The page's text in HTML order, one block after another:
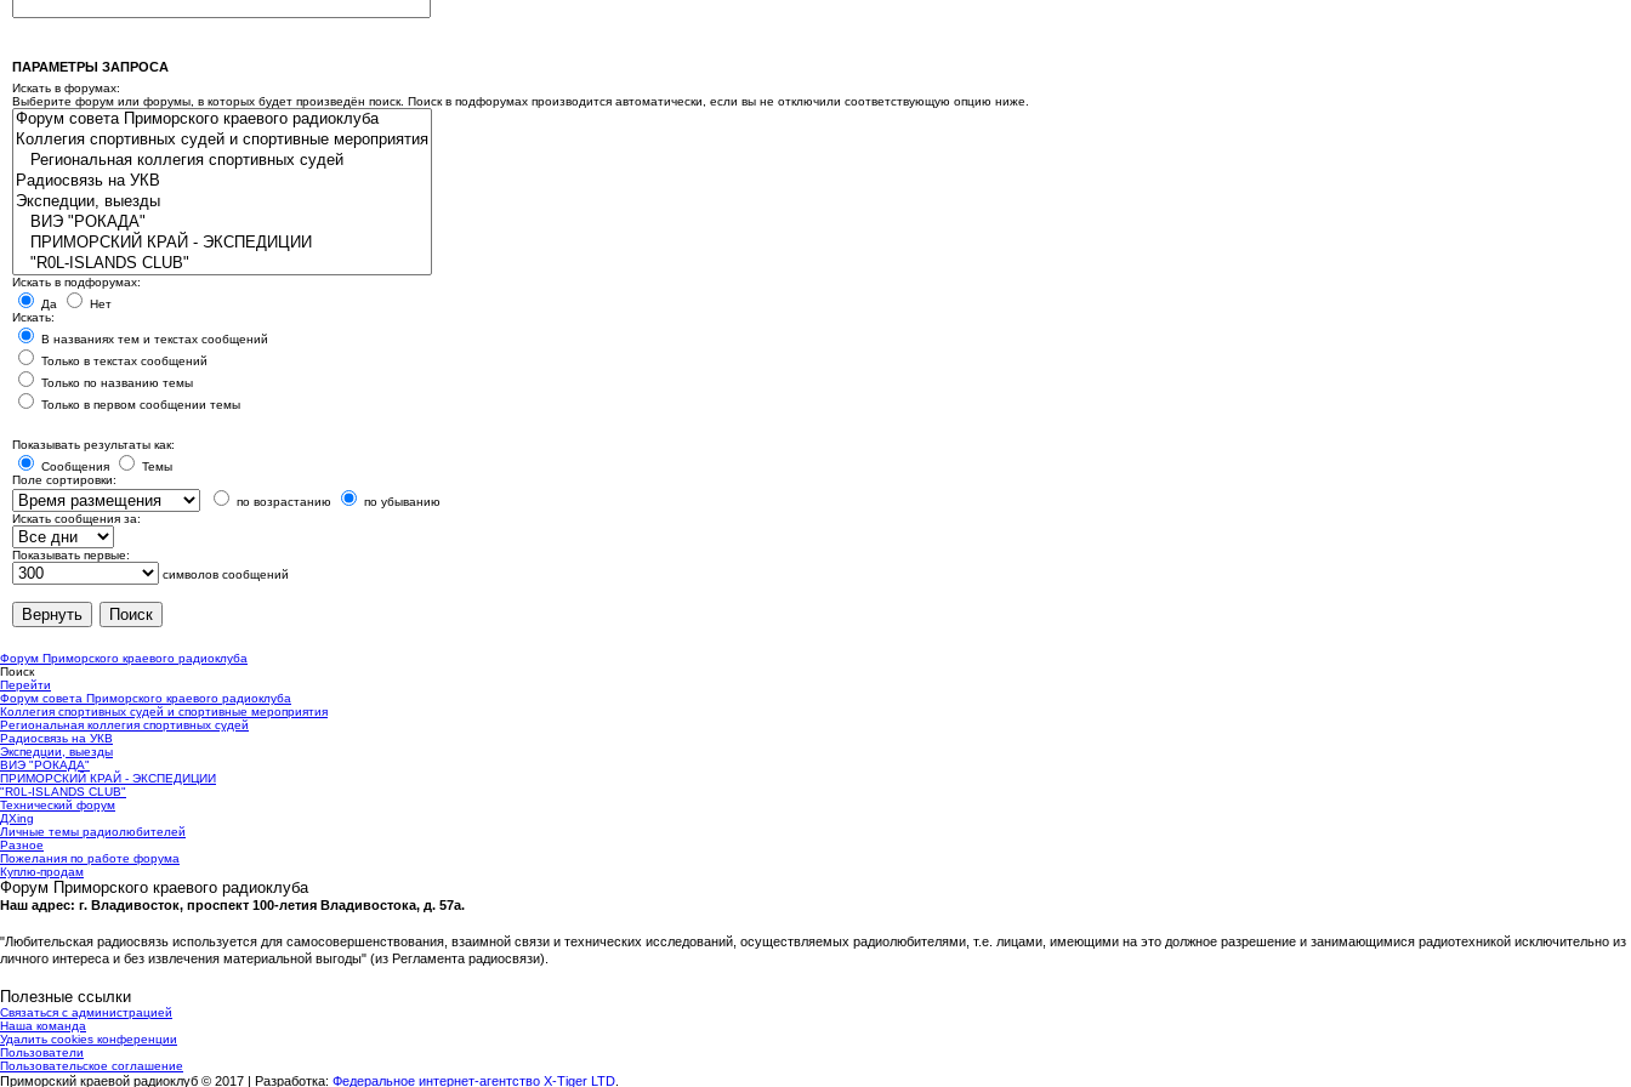
ПАРАМЕТРЫ ЗАПРОСА
Искать в форумах:
Выберите форум или форумы, в которых будет произведён поиск. Поиск в подфорумах производится автоматически, если вы не отключили соответствующую опцию ниже.
Искать в подфорумах:
Да
Нет
Искать:
В названиях тем и текстах сообщений
Только в текстах сообщений
Только по названию темы
Только в первом сообщении темы
Показывать результаты как:
Сообщения
Темы
Поле сортировки:
по возрастанию
по убыванию
Искать сообщения за:
Показывать первые:
символов сообщений
Форум Приморского краевого радиоклуба
Поиск
Перейти
Форум совета Приморского краевого радиоклуба
Коллегия спортивных судей и спортивные мероприятия
Региональная коллегия спортивных судей
Радиосвязь на УКВ
Экспедции, выезды
ВИЭ "РОКАДА"
ПРИМОРСКИЙ КРАЙ - ЭКСПЕДИЦИИ
"R0L-ISLANDS CLUB"
Технический форум
ДХing
Личные темы радиолюбителей
Разное
Пожелания по работе форума
Куплю-продам
Форум Приморского краевого радиоклуба
Наш адрес: г. Владивосток, проспект 100-летия Владивостока, д. 57а.
"Любительская радиосвязь используется для самосовершенствования, взаимной связи и технических исследований, осуществляемых радиолюбителями, т.е. лицами, имеющими на это должное разрешение и занимающимися радиотехникой исключительно из
личного интереса и без извлечения материальной выгоды" (из Регламента радиосвязи).
Полезные ссылки
Связаться с администрацией
Наша команда
Удалить cookies конференции
Пользователи
Пользовательское соглашение
Приморский краевой радиоклуб © 2017 | Разработка: Федеральное интернет-агентство X-Tiger LTD